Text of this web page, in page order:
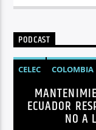
PODCAST
CELEC COLOMBIA
HIDROELÉCTRICAS
ECUADOR
NO A